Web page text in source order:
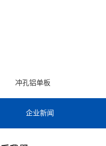
冲孔铝单板
企业新闻